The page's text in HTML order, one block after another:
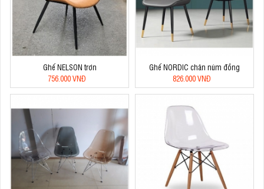
Ghế NELSON trơn
756.000 VNĐ
Ghế NORDIC chân núm đồng
826.000 VNĐ